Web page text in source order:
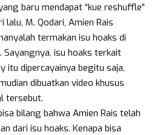
baru mendapat “kue reshuffle”
lalu, M. Qodari, Amien Rais
termakan isu hoaks di
Sayangnya, isu hoaks terkait
itu dipercayainya begitu saja,
dibuatkan video khusus
tersebut.
bilang bahwa Amien Rais telah
dari isu hoaks. Kenapa bisa